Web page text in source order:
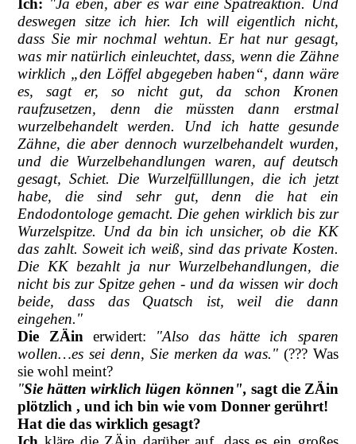
Ich: "Ja eben, aber es war eine Spätreaktion. Und
deswegen sitze ich hier. Ich will eigentlich nicht,
dass Sie mir nochmal wehtun. Er hat nur gesagt,
was mir natürlich einleuchtet, dass, wenn die Zähne
wirklich „den Löffel abgegeben haben“, dann wäre
es, sagt er, so nicht gut, da schon Kronen
raufzusetzen, denn die müssten dann erstmal
wurzelbehandelt werden. Und ich hatte gesunde
Zähne, die aber dennoch wurzelbehandelt wurden,
und die Wurzelbehandlungen waren, auf deutsch
gesagt, Schiet. Die Wurzelfülllungen, die ich jetzt
habe, die sind sehr gut, denn die hat ein
Endodontologe gemacht. Die gehen wirklich bis zur
Wurzelspitze. Und da bin ich unsicher, ob die KK
das zahlt. Soweit ich weiß, sind das private Kosten.
Die KK bezahlt ja nur Wurzelbehandlungen, die
nicht bis zur Spitze gehen - und da wissen wir doch
beide, dass das Quatsch ist, weil die dann
eingehen."
Die ZÄinerwidert: "Also das hätte ich sparen
wollen…es sei denn, Sie merken da was." (??? Was
sie wohl meint?
"Sie hätten wirklich lügen können", sagt die ZÄin
plötzlich , und ich bin wie vom Donner gerührt!
Hat die das wirklich gesagt?